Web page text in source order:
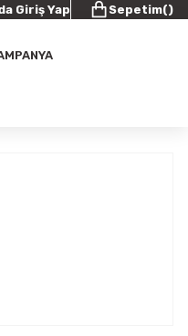
Giriş Yap Sepetim()